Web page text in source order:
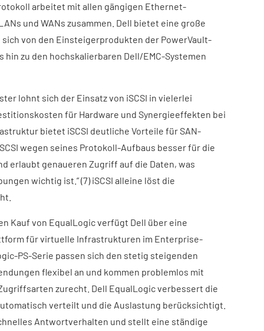
arbeitet mit allen gängigen Ethernet-
und WANs zusammen. Dell bietet eine große
sich von den Einsteigerprodukten der PowerVault-
zu den hochskalierbaren Dell/EMC-Systemen
lohnt sich der Einsatz von iSCSI in vielerlei
für Hardware und Synergieeffekten bei
bietet iSCSI deutliche Vorteile für SAN-
wegen seines Protokoll-Aufbaus besser für die
erlaubt genaueren Zugriff auf die Daten, was
wichtig ist.” (7) iSCSI alleine löst die
Kauf von EqualLogic verfügt Dell über eine
für virtuelle Infrastrukturen im Enterprise-
PS-Serie passen sich den stetig steigenden
flexibel an und kommen problemlos mit
zurecht. Dell EqualLogic verbessert die
verteilt und die Auslastung berücksichtigt.
Antwortverhalten und stellt eine ständige